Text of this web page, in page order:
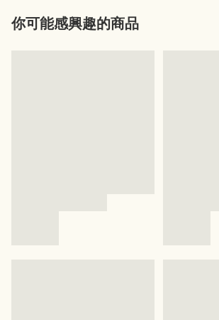
你可能感興趣的商品